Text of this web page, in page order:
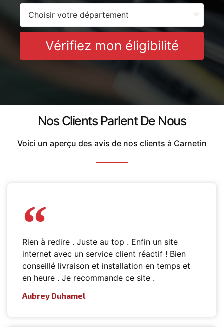
Vérifiez mon éligibilité
Nos Clients Parlent De Nous
Voici un aperçu des avis de nos clients à Carnetin
Rien à redire . Juste au top . Enfin un site
internet avec un service client réactif ! Bien
conseillé livraison et installation en temps et
en heure . Je recommande ce site .
Aubrey Duhamel